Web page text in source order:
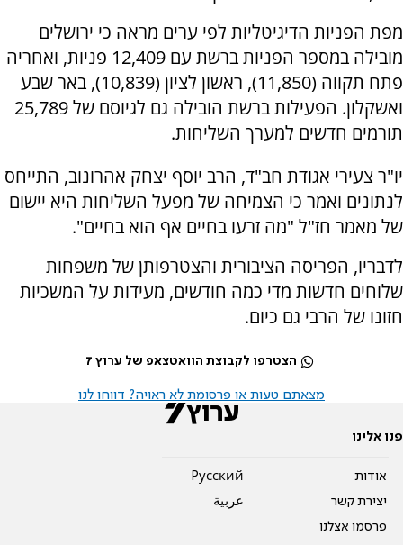
מפת הפניות הדיגיטליות לפי ערים מראה כי ירושלים
מובילה במספר הפניות ברשת עם 12,409 פניות, ואחריה
פתח תקווה (11,850), ראשון לציון (10,839), באר שבע
ואשקלון. הפעילות ברשת הובילה גם לגיוסם של 25,789
תורמים חדשים למערך השליחות.
יו"ר צעירי אגודת חב"ד, הרב יוסף יצחק אהרונוב, התייחס
לנתונים ואמר כי הצמיחה של מפעל השליחות היא יישום
של מאמר חז"ל "מה זרעו בחיים אף הוא בחיים".
לדבריו, הפריסה הציבורית והצטרפותן של משפחות
שלוחים חדשות מדי כמה חודשים, מעידות על המשכיות
חזונו של הרבי גם כיום.
הצטרפו לקבוצת הוואטצאפ של ערוץ 7
מצאתם טעות או פרסומת לא ראויה? דווחו לנו
פנו אלינו
אודות
יצירת קשר
פרסמו אצלנו
Pусский
عربية